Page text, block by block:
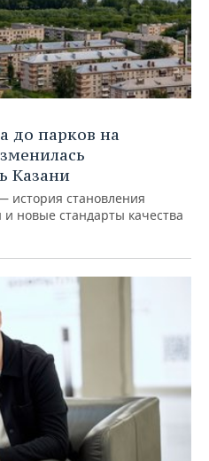
до парков на
Казани
история становления
и новые стандарты качества